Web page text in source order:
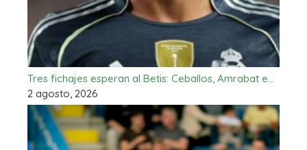
Tres fichajes esperan al Betis: Ceballos, Amrabat e…
2 agosto, 2026